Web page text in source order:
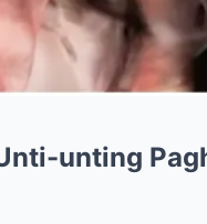
unting